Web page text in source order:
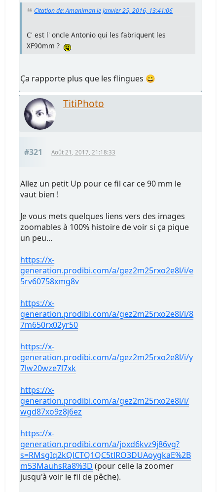
Citation de: Amaniman le Janvier 25, 2016, 13:41:06
C' est l' oncle Antonio qui les fabriquent les
XF90mm ?
Ça rapporte plus que les flingues 😀
TitiPhoto
#321 Août 21, 2017, 21:18:33
Allez un petit Up pour ce fil car ce 90 mm le
vaut bien !
Je vous mets quelques liens vers des images
zoomables à 100% histoire de voir si ça pique
un peu...
https://x-
generation.prodibi.com/a/gez2m25rxo2e8l/i/e
5rv60758xmg8v
https://x-
generation.prodibi.com/a/gez2m25rxo2e8l/i/8
7m650rx02yr50
https://x-
generation.prodibi.com/a/gez2m25rxo2e8l/i/y
7lw20wze7l7xk
https://x-
generation.prodibi.com/a/gez2m25rxo2e8l/i/
wgd87xo9z8j6ez
https://x-
generation.prodibi.com/a/joxd6kvz9j86vg?
s=RMsgIq2kQlCTQ1QC5tlRO3DUAoygkaE%2B
m53MauhsRa8%3D (pour celle la zoomer
jusqu'à voir le fil de pêche).